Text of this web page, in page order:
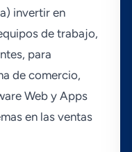
invertir en
de trabajo,
para
de comercio,
Web y Apps
en las ventas